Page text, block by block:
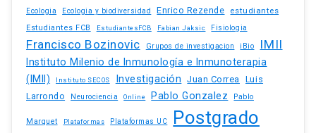
Ecologia Ecologia y biodiversidad Enrico Rezende estudiantes
Estudiantes FCB EstudiantesFCB Fabian Jaksic Fisiologia
Francisco Bozinovic Grupos de investigacion iBio IMII
Instituto Milenio de Inmunología e Inmunoterapia
(IMII)
Instituto SECOS Investigación Juan Correa
Luis
Larrondo
Neurociencia Online Pablo Gonzalez Pablo
Marquet Plataformas Plataformas UC Postgrado